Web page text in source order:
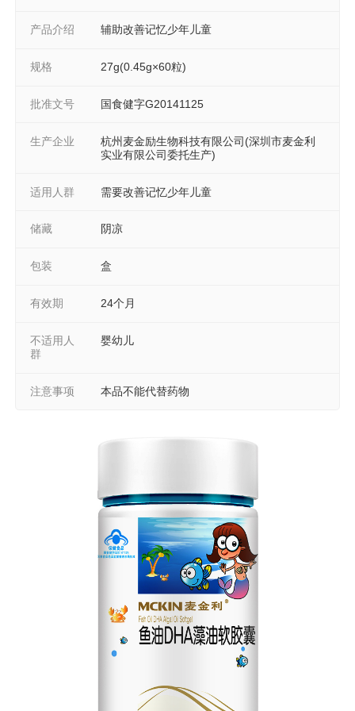
产品介绍 辅助改善记忆少年儿童
规格 27g(0.45g×60粒)
批准文号 国食健字G20141125
生产企业
杭州麦金励生物科技有限公司(深圳市麦金利
实业有限公司委托生产)
适用人群 需要改善记忆少年儿童
储藏 阴凉
包装 盒
有效期 24个月
不适用人
群
婴幼儿
注意事项 本品不能代替药物